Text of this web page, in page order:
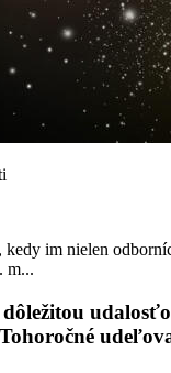
im nielen
m...